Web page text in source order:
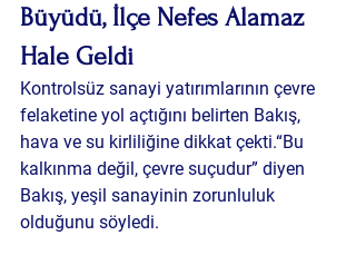
Büyüdü, İlçe Nefes Alamaz
Hale Geldi
Kontrolsüz sanayi yatırımlarının çevre
felaketine yol açtığını belirten Bakış,
hava ve su kirliliğine dikkat çekti.“Bu
kalkınma değil, çevre suçudur” diyen
Bakış, yeşil sanayinin zorunluluk
olduğunu söyledi.